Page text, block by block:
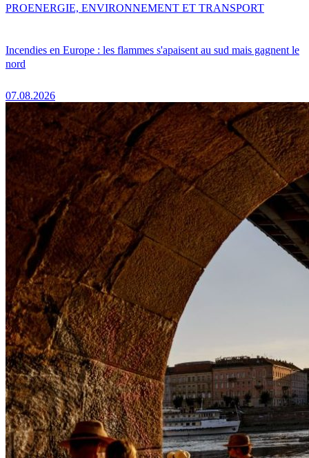
Incendies en Europe : les flammes s'apaisent au sud mais gagnent le
nord
07.08.2026
PROENERGIE, ENVIRONNEMENT ET TRANSPORT